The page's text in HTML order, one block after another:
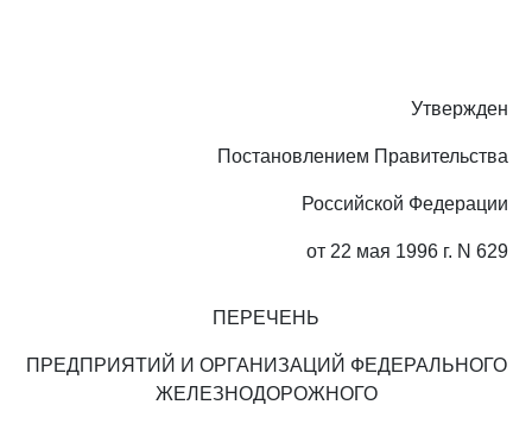
Утвержден
Постановлением Правительства
Российской Федерации
от 22 мая 1996 г. N 629
ПЕРЕЧЕНЬ
ПРЕДПРИЯТИЙ И ОРГАНИЗАЦИЙ ФЕДЕРАЛЬНОГО
ЖЕЛЕЗНОДОРОЖНОГО